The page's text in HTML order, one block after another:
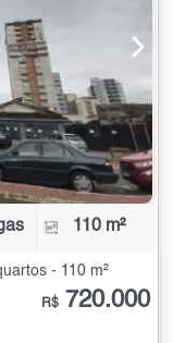
110 m²
- 110 m²
R$ 720.000